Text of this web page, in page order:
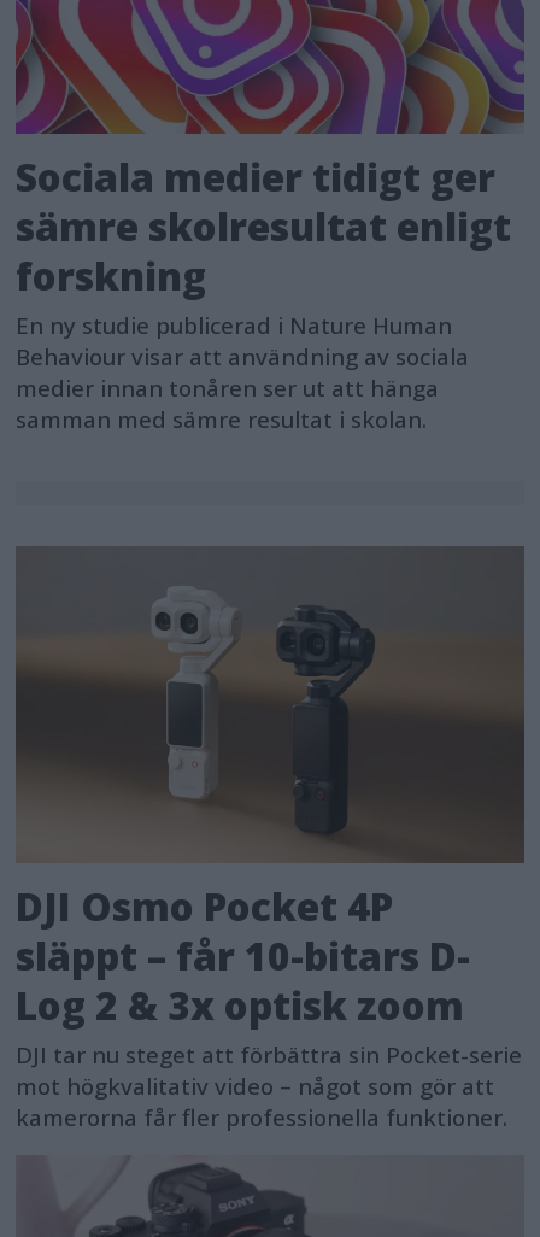
Sociala medier tidigt ger
sämre skolresultat enligt
forskning
En ny studie publicerad i Nature Human
Behaviour visar att användning av sociala
medier innan tonåren ser ut att hänga
samman med sämre resultat i skolan.
DJI Osmo Pocket 4P
släppt – får 10-bitars D-
Log 2 & 3x optisk zoom
DJI tar nu steget att förbättra sin Pocket-serie
mot högkvalitativ video – något som gör att
kamerorna får fler professionella funktioner.